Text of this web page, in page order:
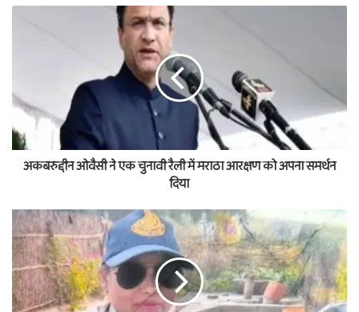
अकबरुद्दीन ओवैसी ने एक चुनावी रैली में मराठा आरक्षण को अपना समर्थन
दिया